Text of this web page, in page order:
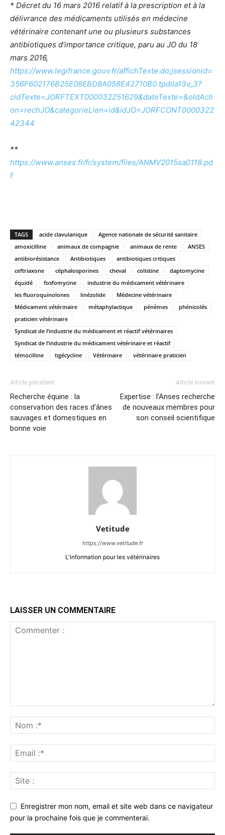
* Décret du 16 mars 2016 relatif à la prescription et à la
délivrance des médicaments utilisés en médecine
vétérinaire contenant une ou plusieurs substances
antibiotiques d’importance critique, paru au JO du 18
mars 2016,
https://www.legifrance.gouv.fr/affichTexte.do;jsessionid=
356F602176B25E08EBD8A058E42710B0.tpdila13v_3?
cidTexte=JORFTEXT000032251629&dateTexte=&oldActi
on=rechJO&categorieLien=id&idJO=JORFCONT0000322
42344
**
https://www.anses.fr/fr/system/files/ANMV2015sa0118.pd
f
TAGS acide clavulanique
Agence nationale de sécurité sanitaire
amoxicilline
animaux de compagnie animaux de rente
ANSES
antibiorésistance
Antibiotiques
antibiotiques critiques
ceftriaxone
céphalosporines cheval colistine
daptomycine
équidé
fosfomycine
industrie du médicament vétérinaire
les fluoroquinolones
linézolide
Médecine vétérinaire
Médicament vétérinaire
métaphylactique pénèmes
phénicolés
praticien vétérinaire
Syndicat de l’industrie du médicament et réactif vétérinaires
Syndicat de l’industrie du médicament vétérinaire et réactif
témocilline
tigécycline Vétérinaire vétérinaire praticien
Article précédent
Recherche équine : la
conservation des races d’ânes
sauvages et domestiques en
bonne voie
Article suivant
Expertise : l’Anses recherche
de nouveaux membres pour
son conseil scientifique
Vetitude
https://www.vetitude.fr
L'information pour les vétérinaires
LAISSER UN COMMENTAIRE
Enregistrer mon nom, email et site web dans ce navigateur
pour la prochaine fois que je commenterai.